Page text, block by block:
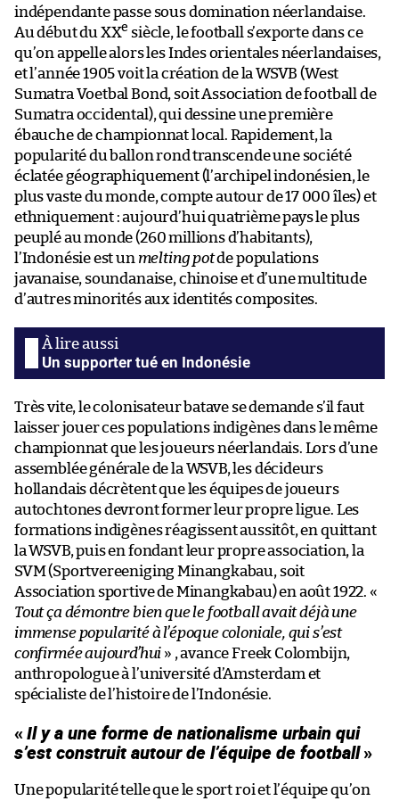
indépendante passe sous domination néerlandaise.
Au début du XXe siècle, le football s’exporte dans ce
qu’on appelle alors les Indes orientales néerlandaises,
et l’année 1905 voit la création de la WSVB (West
Sumatra Voetbal Bond, soit Association de football de
Sumatra occidental), qui dessine une première
ébauche de championnat local. Rapidement, la
popularité du ballon rond transcende une société
éclatée géographiquement (l’archipel indonésien, le
plus vaste du monde, compte autour de 17 000 îles) et
ethniquement : aujourd’hui quatrième pays le plus
peuplé au monde (260 millions d’habitants),
l’Indonésie est un melting potde populations
javanaise, soundanaise, chinoise et d’une multitude
d’autres minorités aux identités composites.
Un supporter tué en Indonésie
Très vite, le colonisateur batave se demande s’il faut
laisser jouer ces populations indigènes dans le même
championnat que les joueurs néerlandais. Lors d’une
assemblée générale de la WSVB, les décideurs
hollandais décrètent que les équipes de joueurs
autochtones devront former leur propre ligue. Les
formations indigènes réagissent aussitôt, en quittant
la WSVB, puis en fondant leur propre association, la
SVM (Sportvereeniging Minangkabau, soit
Association sportive de Minangkabau) en août 1922. «
Tout ça démontre bien que le football avait déjà une
immense popularité à l’époque coloniale, qui s’est
confirmée aujourd’hui » , avance Freek Colombijn,
anthropologue à l’université d’Amsterdam et
spécialiste de l’histoire de l’Indonésie.
«Il y a une forme de nationalisme urbain qui
s’est construit autour de l’équipe de football»
Une popularité telle que le sport roi et l’équipe qu’on